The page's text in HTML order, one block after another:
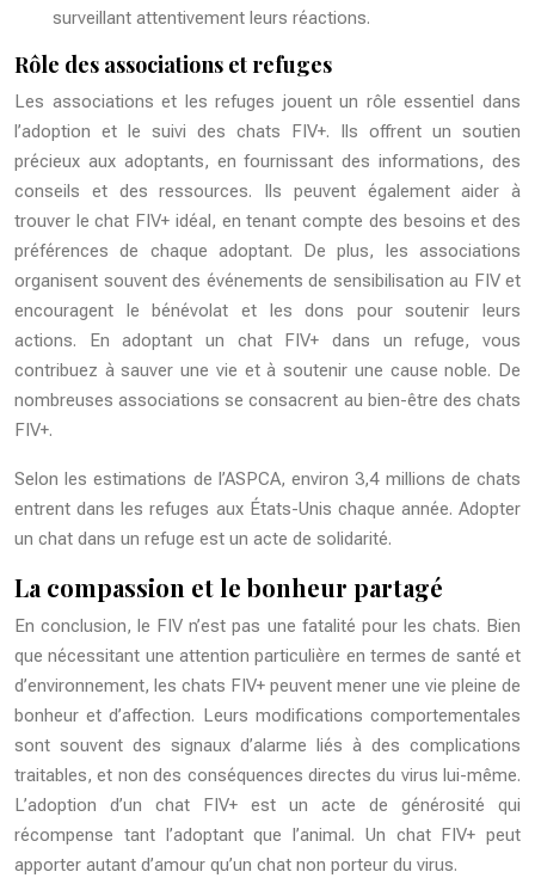
surveillant attentivement leurs réactions.
Rôle des associations et refuges
Les associations et les refuges jouent un rôle essentiel dans
l’adoption et le suivi des chats FIV+. Ils offrent un soutien
précieux aux adoptants, en fournissant des informations, des
conseils et des ressources. Ils peuvent également aider à
trouver le chat FIV+ idéal, en tenant compte des besoins et des
préférences de chaque adoptant. De plus, les associations
organisent souvent des événements de sensibilisation au FIV et
encouragent le bénévolat et les dons pour soutenir leurs
actions. En adoptant un chat FIV+ dans un refuge, vous
contribuez à sauver une vie et à soutenir une cause noble. De
nombreuses associations se consacrent au bien-être des chats
FIV+.
Selon les estimations de l’ASPCA, environ 3,4 millions de chats
entrent dans les refuges aux États-Unis chaque année. Adopter
un chat dans un refuge est un acte de solidarité.
La compassion et le bonheur partagé
En conclusion, le FIV n’est pas une fatalité pour les chats. Bien
que nécessitant une attention particulière en termes de santé et
d’environnement, les chats FIV+ peuvent mener une vie pleine de
bonheur et d’affection. Leurs modifications comportementales
sont souvent des signaux d’alarme liés à des complications
traitables, et non des conséquences directes du virus lui-même.
L’adoption d’un chat FIV+ est un acte de générosité qui
récompense tant l’adoptant que l’animal. Un chat FIV+ peut
apporter autant d’amour qu’un chat non porteur du virus.